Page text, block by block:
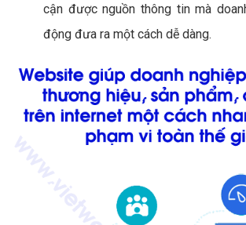
cận được nguồn thông tin mà
động đưa ra một cách dễ dàng.